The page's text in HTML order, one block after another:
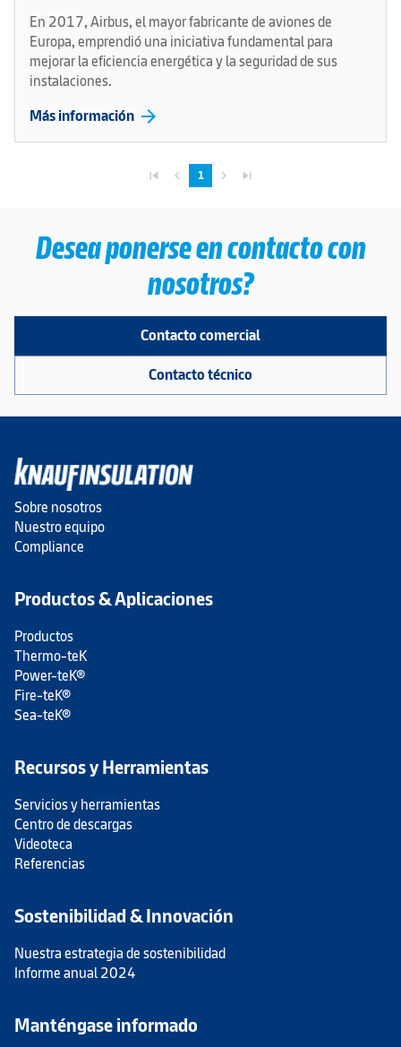
En 2017, Airbus, el mayor fabricante de aviones de
Europa, emprendió una iniciativa fundamental para
mejorar la eficiencia energética y la seguridad de sus
instalaciones.
Más información arrow_forward
skip_previous navigate_before 1 navigate_next skip_next
Desea ponerse en contacto con
nosotros?
Contacto comercial
Contacto técnico
Sobre nosotros
Nuestro equipo
Compliance
Productos & Aplicaciones
Productos
Thermo-teK
Power-teK®
Fire-teK®
Sea-teK®
Recursos y Herramientas
Servicios y herramientas
Centro de descargas
Videoteca
Referencias
Sostenibilidad & Innovación
Nuestra estrategia de sostenibilidad
Informe anual 2024
Manténgase informado